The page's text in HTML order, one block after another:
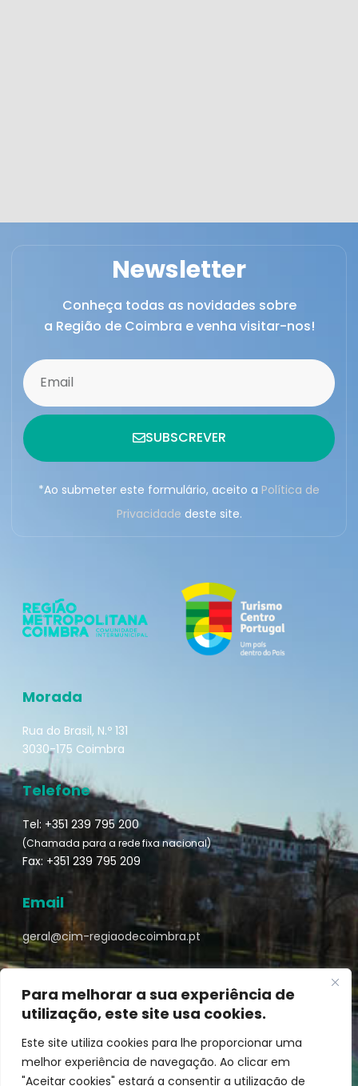
Para melhorar a sua experiência de
utilização, este site usa cookies.
Este site utiliza cookies para lhe proporcionar uma
melhor experiência de navegação. Ao clicar em
"Aceitar cookies" estará a consentir a utilização de
Newsletter
Conheça todas as novidades sobre
a Região de Coimbra e venha visitar-nos!
SUBSCREVER
*Ao submeter este formulário, aceito a Política de
Privacidade deste site.
Morada
Rua do Brasil, N.º 131
3030-175 Coimbra
Telefone
Tel: +351 239 795 200
(Chamada para a rede fixa nacional)
Fax: +351 239 795 209
Email
geral@cim-regiaodecoimbra.pt
Turismo de Coimbra © || Desenvolvido por